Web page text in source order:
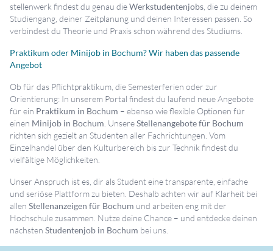
stellenwerk findest du genau dieWerkstudentenjobs , die zu deinem
Studiengang, deiner Zeitplanung und deinen Interessen passen. So
verbindest du Theorie und Praxis schon während des Studiums.
Praktikum oder Minijob in Bochum? Wir haben das passende
Angebot
Ob für das Pflichtpraktikum, die Semesterferien oder zur
Orientierung: In unserem Portal findest du laufend neue Angebote
für ein Praktikum in Bochum – ebenso wie flexible Optionen für
einen Minijob in Bochum . UnsereStellenangebote für Bochum
richten sich gezielt an Studenten aller Fachrichtungen. Vom
Einzelhandel über den Kulturbereich bis zur Technik findest du
vielfältige Möglichkeiten.
Unser Anspruch ist es, dir als Student eine transparente, einfache
und seriöse Plattform zu bieten. Deshalb achten wir auf Klarheit bei
allen Stellenanzeigen für Bochum und arbeiten eng mit der
Hochschule zusammen. Nutze deine Chance – und entdecke deinen
nächsten Studentenjob in Bochum bei uns.